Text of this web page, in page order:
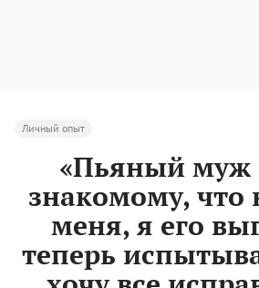
Личный опыт
«Пьяный муж
знакомому, что
меня, я его
теперь